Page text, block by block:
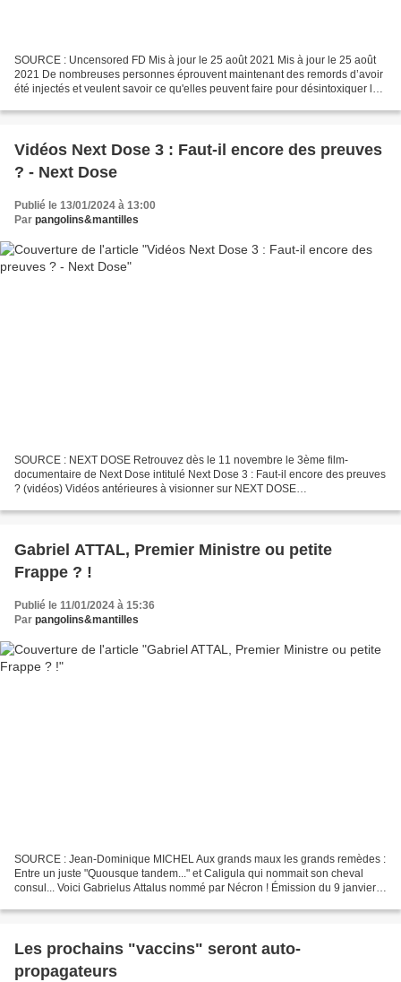
SOURCE : Uncensored FD Mis à jour le 25 août 2021 Mis à jour le 25 août
2021 De nombreuses personnes éprouvent maintenant des remords d’avoir
été injectés et veulent savoir ce qu'elles peuvent faire pour désintoxiquer les
Vidéos Next Dose 3 : Faut-il encore des preuves
? - Next Dose
Publié le 13/01/2024 à 13:00
Par pangolins&mantilles
SOURCE : NEXT DOSE Retrouvez dès le 11 novembre le 3ème film-
documentaire de Next Dose intitulé Next Dose 3 : Faut-il encore des preuves
? (vidéos) Vidéos antérieures à visionner sur NEXT DOSE
______ NEXT...
Gabriel ATTAL, Premier Ministre ou petite
Frappe ? !
Publié le 11/01/2024 à 15:36
Par pangolins&mantilles
SOURCE : Jean-Dominique MICHEL Aux grands maux les grands remèdes :
Entre un juste "Quousque tandem..." et Caligula qui nommait son cheval
consul... Voici Gabrielus Attalus nommé par Nécron ! Émission du 9 janvier
Les prochains "vaccins" seront auto-
propagateurs